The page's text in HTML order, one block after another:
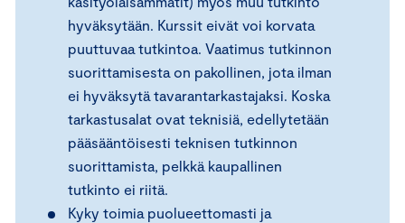
hyväksytään. Kurssit eivät voi korvata
puuttuvaa tutkintoa. Vaatimus tutkinnon
suorittamisesta on pakollinen, jota ilman
ei hyväksytä tavarantarkastajaksi. Koska
tarkastusalat ovat teknisiä, edellytetään
pääsääntöisesti teknisen tutkinnon
suorittamista, pelkkä kaupallinen
tutkinto ei riitä.
Kyky toimia puolueettomasti ja